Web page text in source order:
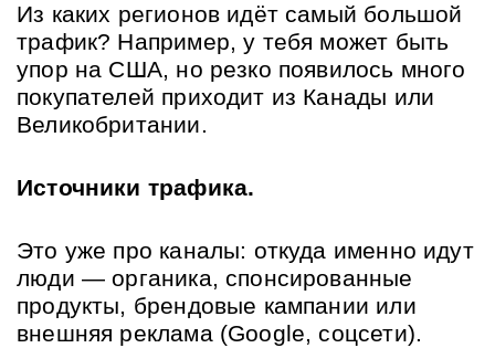
Из каких регионов идёт самый большой
трафик? Например, у тебя может быть
упор на США, но резко появилось много
покупателей приходит из Канады или
Великобритании.
Источники трафика.
Это уже про каналы: откуда именно идут
люди — органика, спонсированные
продукты, брендовые кампании или
внешняя реклама (Google, соцсети).